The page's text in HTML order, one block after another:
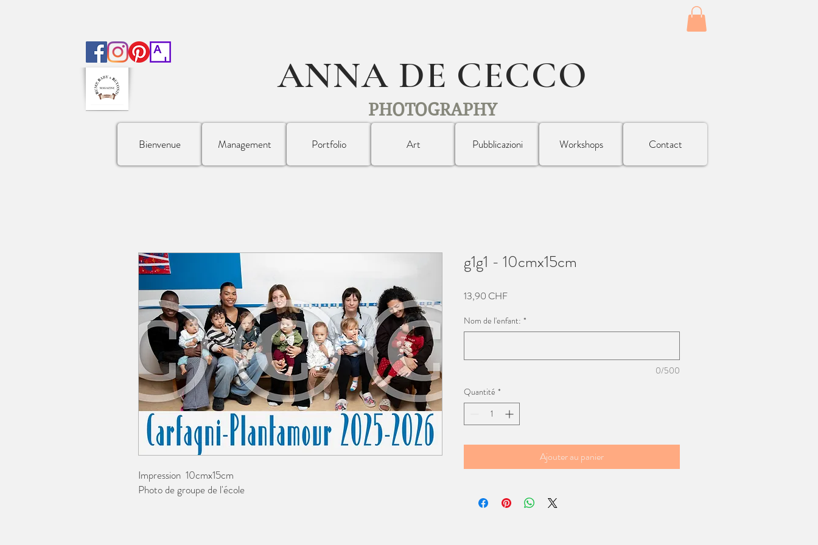
ANNA DE CECCO
PHOTOGRAPHY
Bienvenue Management Portfolio Art Pubblicazioni Workshops Contact
Impression 10cmx15cm
Photo de groupe de l'école
g1g1 - 10cmx15cm
13,90 CHFPrix
Nom de l'enfant: *
0/500
Quantité *
Ajouter au panier